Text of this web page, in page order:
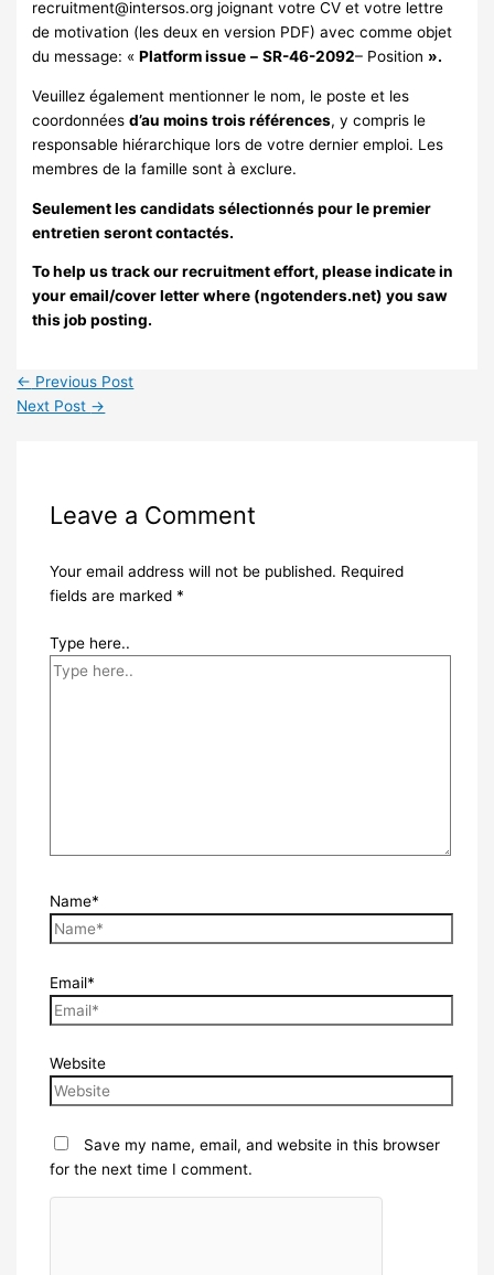
recruitment@intersos.org joignant votre CV et votre lettre
de motivation (les deux en version PDF) avec comme objet
du message: «Platform issue – SR-46-2092– Position ».
Veuillez également mentionner le nom, le poste et les
coordonnéesd’au moins trois références, y compris le
responsable hiérarchique lors de votre dernier emploi. Les
membres de la famille sont à exclure.
Seulement les candidats sélectionnés pour le premier
entretien seront contactés.
To help us track our recruitment effort, please indicate in
your email/cover letter where (ngotenders.net) you saw
this job posting.
← Previous Post
Next Post →
Leave a Comment
Your email address will not be published. Required
fields are marked *
Type here..
Name*
Email*
Website
Save my name, email, and website in this browser
for the next time I comment.